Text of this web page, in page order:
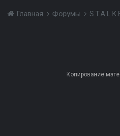
Главная Форумы
Копирование